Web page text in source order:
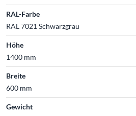
RAL-Farbe
RAL 7021 Schwarzgrau
Höhe
1400 mm
Breite
600 mm
Gewicht